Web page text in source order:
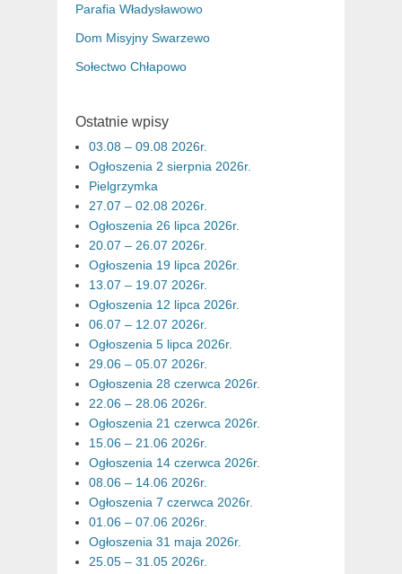
Parafia Władysławowo
Dom Misyjny Swarzewo
Sołectwo Chłapowo
Ostatnie wpisy
03.08 – 09.08 2026r.
Ogłoszenia 2 sierpnia 2026r.
Pielgrzymka
27.07 – 02.08 2026r.
Ogłoszenia 26 lipca 2026r.
20.07 – 26.07 2026r.
Ogłoszenia 19 lipca 2026r.
13.07 – 19.07 2026r.
Ogłoszenia 12 lipca 2026r.
06.07 – 12.07 2026r.
Ogłoszenia 5 lipca 2026r.
29.06 – 05.07 2026r.
Ogłoszenia 28 czerwca 2026r.
22.06 – 28.06 2026r.
Ogłoszenia 21 czerwca 2026r.
15.06 – 21.06 2026r.
Ogłoszenia 14 czerwca 2026r.
08.06 – 14.06 2026r.
Ogłoszenia 7 czerwca 2026r.
01.06 – 07.06 2026r.
Ogłoszenia 31 maja 2026r.
25.05 – 31.05 2026r.